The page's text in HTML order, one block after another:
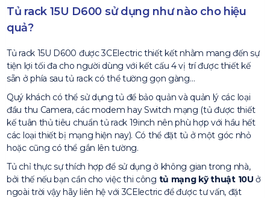
Tủ rack 15U D600 sử dụng như nào cho hiệu
quả?
Tủ rack 15U D600 được 3CElectric thiết kết nhằm mang đến sự
tiện lợi tối đa cho người dùng với kết cấu 4 vị trí được thiết kế
sẵn ở phía sau tủ rack có thể tường gọn gàng…
Quý khách có thể sử dụng tủ để bảo quản và quản lý các loại
đầu thu Camera, các modem hay Switch mạng (tủ được thiết
kế tuân thủ tiêu chuẩn tủ rack 19inch nên phù hợp với hầu hết
các loại thiết bị mạng hiện nay). Có thể đặt tủ ở một góc nhỏ
hoặc cũng có thể gắn lên tường.
Tủ chỉ thực sự thích hợp để sử dụng ở không gian trong nhà,
bởi thế nếu bạn cần cho việc thi công tủ mạng kỹ thuật 10U ở
ngoài trời vậy hãy liên hệ với 3CElectric để được tư vấn, đặt